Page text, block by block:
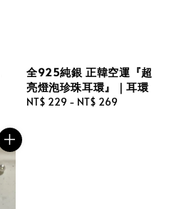
全925純銀 正韓空運『超
亮燈泡珍珠耳環』｜耳環
Regular
NT$ 229 - NT$ 269